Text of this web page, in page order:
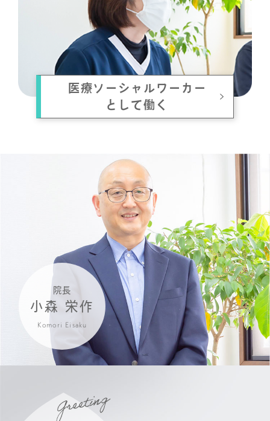
医療ソーシャルワーカー
として働く
院長
小森 栄作
Komori Eisaku